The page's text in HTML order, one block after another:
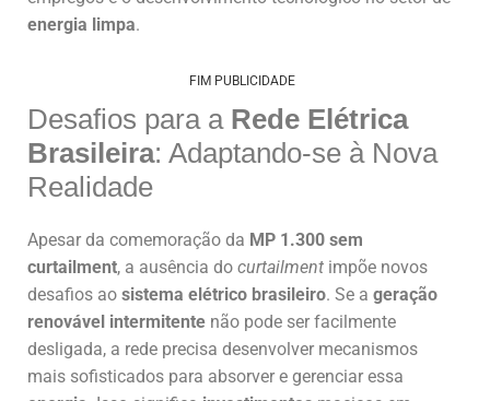
energia limpa.
FIM PUBLICIDADE
Desafios para a Rede Elétrica
Brasileira: Adaptando-se à Nova
Realidade
Apesar da comemoração da MP 1.300 sem
curtailment, a ausência do curtailment impõe novos
desafios ao sistema elétrico brasileiro. Se a geração
renovável intermitente não pode ser facilmente
desligada, a rede precisa desenvolver mecanismos
mais sofisticados para absorver e gerenciar essa